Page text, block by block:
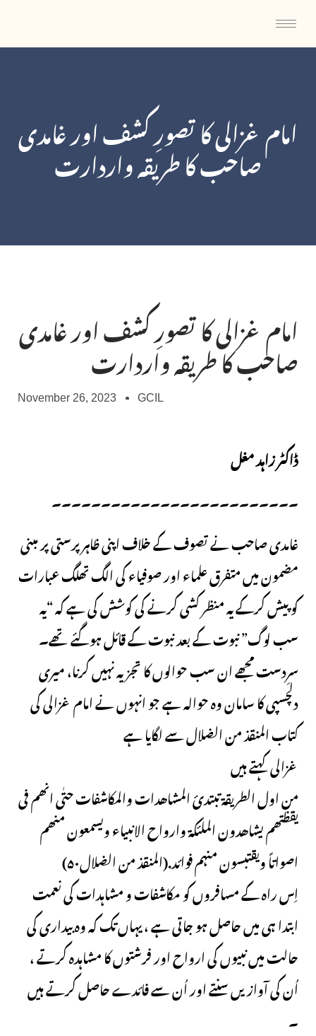
امام غزالی کا تصورِ کشف اور غامدی
صاحب کا طریقہ واردارت
امام غزالی کا تصورِ کشف اور غامدی
صاحب کا طریقہ واردارت
November 26, 2023 GCIL
ڈاکٹر زاہد مغل
۔۔۔۔۔۔۔۔۔۔۔۔۔۔۔۔۔۔۔۔۔۔۔۔۔
غامدی صاحب نے تصوف کے خلاف اپنی ظاہر پرستی پر مبنی
مضمون میں متفرق علماء اور صوفیاء کی الگ تھلگ عبارات
کو پیش کرکے یہ منظر کشی کرنے کی کوشش کی ہے کہ “یہ
سب لوگ” نبوت کے بعد نبوت کے قائل ہوگئے تھے۔
سرِدست مجھے ان سب حوالوں کا تجزیہ نہیں کرنا، میری
دلچسپی کا سامان وہ حوالہ ہے جو انہوں نے امام غزالی کی
کتاب المنقذ من الضلال سے لگایا ہے
غزالی کہتے ہیں
من اول الطریقۃ تبتدئ المشاھدات والمکاشفات حتٰی انھم فی
یقظتھم یشاھدون الملٰئکۃ وارواح الانبیاء ویسمعون منھم
اصواتاً ویقتبسون منہم فوائد.(المنقذ من الضلال۵۰)
اِس راہ کے مسافروں کو مکاشفات و مشاہدات کی نعمت
ابتدا ہی میں حاصل ہو جاتی ہے ، یہاں تک کہ وہ بیداری کی
حالت میں نبیوں کی ارواح اور فرشتوں کا مشاہدہ کرتے ،
اُن کی آوازیں سنتے اور اُن سے فائدے حاصل کرتے ہیں
۔